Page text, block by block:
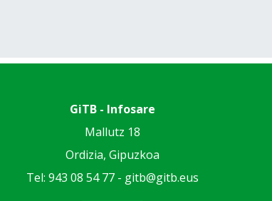
GiTB - Infosare
Mallutz 18
Ordizia, Gipuzkoa
Tel: 943 08 54 77 - gitb@gitb.eus